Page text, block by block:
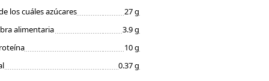
los cuáles azúcares
27 g
alimentaria
3.9 g
10 g
0.37 g